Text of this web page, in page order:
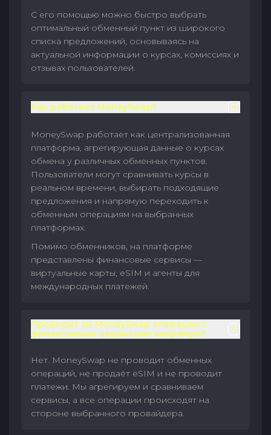
С его помощью можно быстро выбрать
оптимальный обменный пункт из широкого
списка предложений, основываясь на
актуальной информации о курсах, комиссиях и
отзывах пользователей.
Как работает MoneySwap?
MoneySwap работает как централизованная
платформа, агрегирующая данные о курсах
обмена у различных обменных пунктов.
Пользователи могут сравнивать курсы в
реальном времени, выбирать подходящие
предложения и напрямую переходить к
обменным операциям на выбранных
платформах.
Помимо обменников, на платформе
представлены финансовые сервисы —
виртуальные карты, eSIM и агенты для
международных платежей.
Проводит ли MoneySwap операции с
финансовыми сервисами напрямую?
Нет. MoneySwap не проводит обменных
операций, не продаёт eSIM и не проводит
платежи. Мы агрегируем и сравниваем
сервисы, а все операции происходят на
стороне выбранного провайдера.